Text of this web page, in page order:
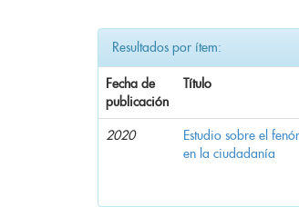
Resultados por ítem:
Fecha de
publicación
Título
2020
Estudio sobre el
en la ciudadanía